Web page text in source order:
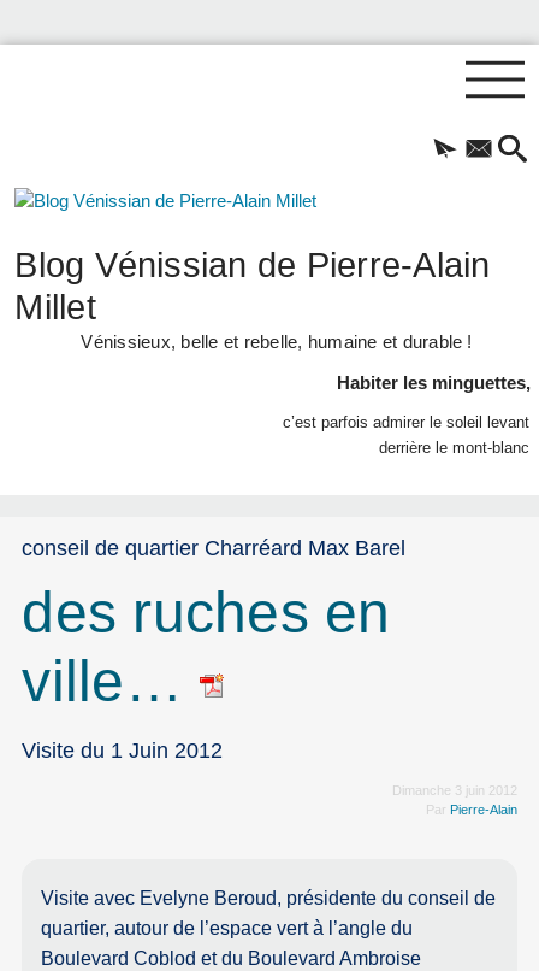
Blog Vénissian de Pierre-Alain
Millet
Vénissieux, belle et rebelle, humaine et durable !
Habiter les minguettes,
c’est parfois admirer le soleil levant
derrière le mont-blanc
conseil de quartier Charréard Max Barel
des ruches en
ville…
Visite du 1 Juin 2012
Dimanche 3 juin 2012
Par Pierre-Alain
Visite avec Evelyne Beroud, présidente du conseil de
quartier, autour de l’espace vert à l’angle du
Boulevard Coblod et du Boulevard Ambroise